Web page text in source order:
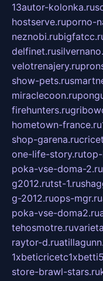
13autor-kolonka.ru
hostserve.ruporno-
neznobi.ru
delfinet.ru
velotrenajery.ru
show-pets.ru
miraclecoon.ru
firehunters.ru
hometown-france.ru
shop-garena.ru
one-life-story.rutop-
poka-vse-doma-2.ru
g2012.rutst-1.ru
g-2012.ruops-mgr.ru
poka-vse-doma2.ru
tehosmotre.ru
raytor-d.ru
store-brawl-stars.ru